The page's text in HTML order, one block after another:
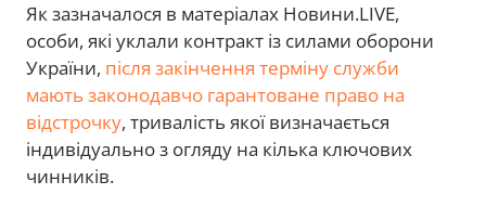
Як зазначалося в матеріалах Новини.LIVE,
особи, які уклали контракт із силами оборони
України, після закінчення терміну служби
мають законодавчо гарантоване право на
відстрочку, тривалість якої визначається
індивідуально з огляду на кілька ключових
чинників.